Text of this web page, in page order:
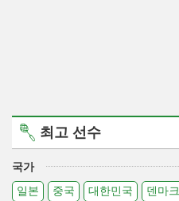
최고 선수
국가
일본
중국 대한민국 덴마크